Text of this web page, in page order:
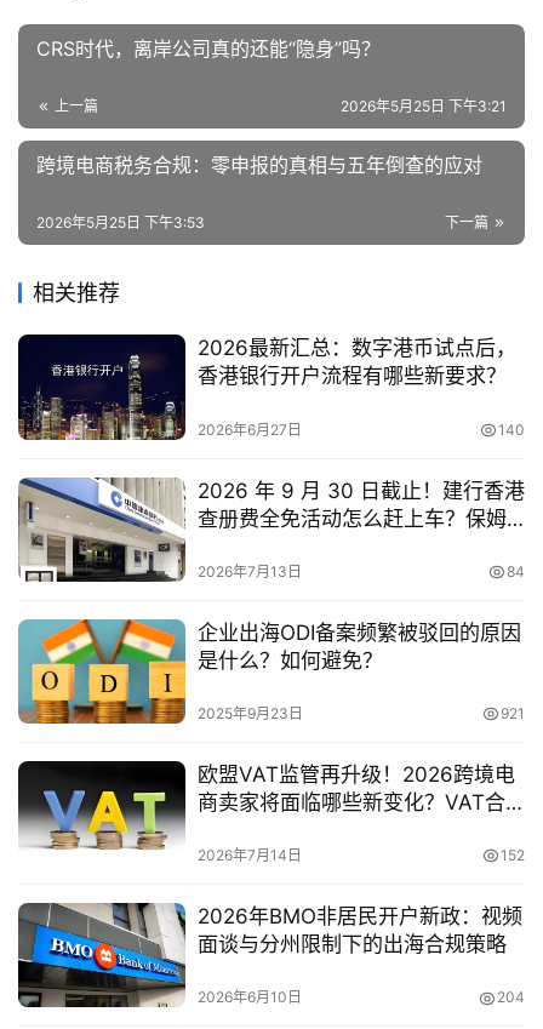
CRS时代，离岸公司真的还能“隐身”吗？
上一篇 2026年5月25日 下午3:21
跨境电商税务合规：零申报的真相与五年倒查的应对
下一篇
2026年5月25日 下午3:53
相关推荐
2026最新汇总：数字港币试点后，
香港银行开户流程有哪些新要求？
2026年6月27日 140
2026 年 9 月 30 日截止！建行香港
查册费全免活动怎么赶上车？保姆
2026年7月13日 84
企业出海ODI备案频繁被驳回的原因
是什么？如何避免？
2025年9月23日 921
欧盟VAT监管再升级！2026跨境电
商卖家将面临哪些新变化？VAT合
2026年7月14日 152
2026年BMO非居民开户新政：视频
面谈与分州限制下的出海合规策略
2026年6月10日 204